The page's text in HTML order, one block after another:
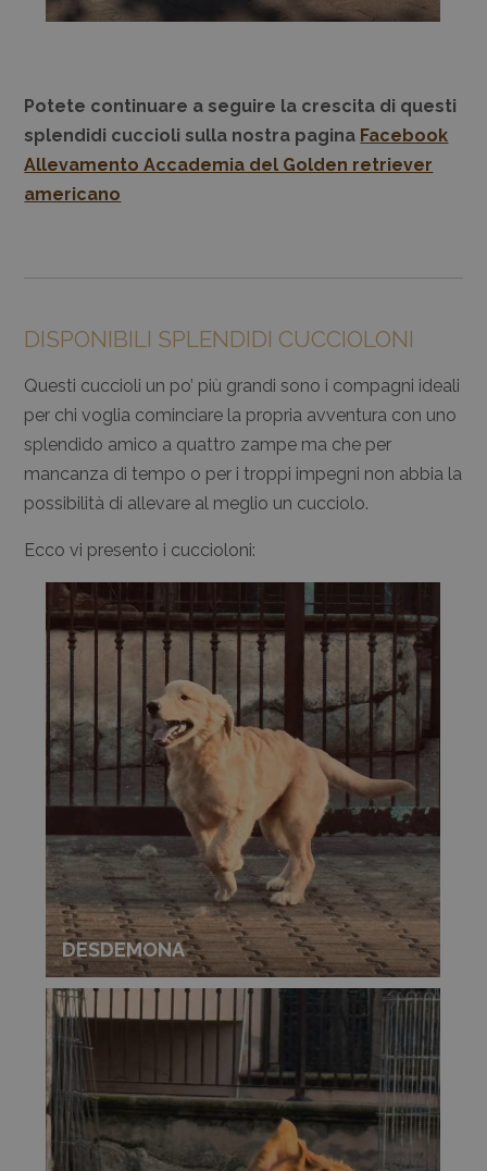
Potete continuare a seguire la crescita di questi
splendidi cuccioli sulla nostra pagina Facebook
Allevamento Accademia del Golden retriever
americano
DISPONIBILI SPLENDIDI CUCCIOLONI
Questi cuccioli un po’ più grandi sono i compagni ideali
per chi voglia cominciare la propria avventura con uno
splendido amico a quattro zampe ma che per
mancanza di tempo o per i troppi impegni non abbia la
possibilità di allevare al meglio un cucciolo.
Ecco vi presento i cuccioloni:
DESDEMONA